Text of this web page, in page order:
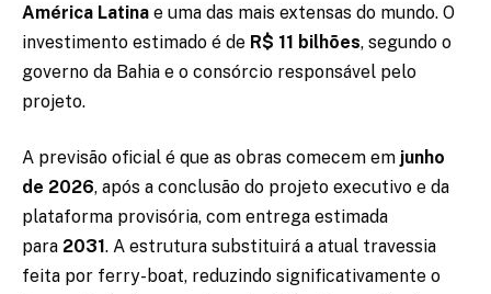
América Latina e uma das mais extensas do mundo. O
investimento estimado é de R$ 11 bilhões, segundo o
governo da Bahia e o consórcio responsável pelo
projeto.
A previsão oficial é que as obras comecem em junho
de 2026, após a conclusão do projeto executivo e da
plataforma provisória, com entrega estimada
para 2031. A estrutura substituirá a atual travessia
feita por ferry-boat, reduzindo significativamente o